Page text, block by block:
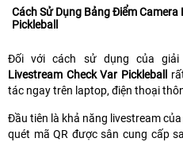
Cách Sử Dụng Bảng Điểm Camera
Pickleball
Đối với cách sử dụng của giải
Livestream Check Var Pickleball
tác ngay trên laptop, điện thoại
Đầu tiên là khả năng livestream
quét mã QR được sân cung cấp